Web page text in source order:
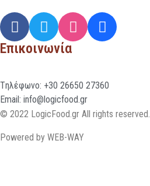
Επικοινωνία
Tηλέφωνο: +30 26650 27360
Email: info@logicfood.gr
© 2022 LogicFood.gr All rights reserved.
Powered by WEB-WAY